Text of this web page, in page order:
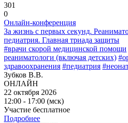
301
0
Онлайн-конференция
За жизнь с первых секунд.
педиатрия. Главная триада защиты
#врачи скорой медицинской помощи
реаниматологи (включая детских)
здравоохранения #педиатрия
Зубков В.В.
ОНЛАЙН
22 октября 2026
12:00 - 17:00 (мск)
Участие бесплатное
Подробнее